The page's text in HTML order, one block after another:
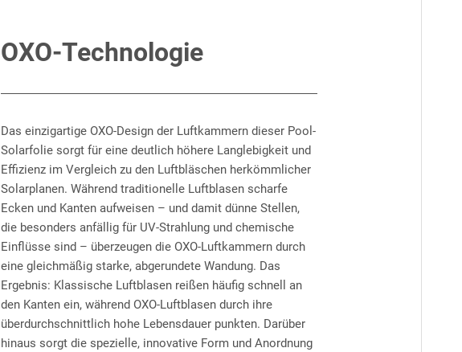
OXO-Technologie
Das einzigartige OXO-Design der Luftkammern dieser Pool-
Solarfolie sorgt für eine deutlich höhere Langlebigkeit und
Effizienz im Vergleich zu den Luftbläschen herkömmlicher
Solarplanen. Während traditionelle Luftblasen scharfe
Ecken und Kanten aufweisen – und damit dünne Stellen,
die besonders anfällig für UV-Strahlung und chemische
Einflüsse sind – überzeugen die OXO-Luftkammern durch
eine gleichmäßig starke, abgerundete Wandung. Das
Ergebnis: Klassische Luftblasen reißen häufig schnell an
den Kanten ein, während OXO-Luftblasen durch ihre
überdurchschnittlich hohe Lebensdauer punkten. Darüber
hinaus sorgt die spezielle, innovative Form und Anordnung